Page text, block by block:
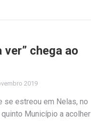
chega ao
2019
se estreou em Nelas, no
Município a acolher